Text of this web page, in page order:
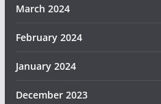
March 2024
February 2024
January 2024
December 2023